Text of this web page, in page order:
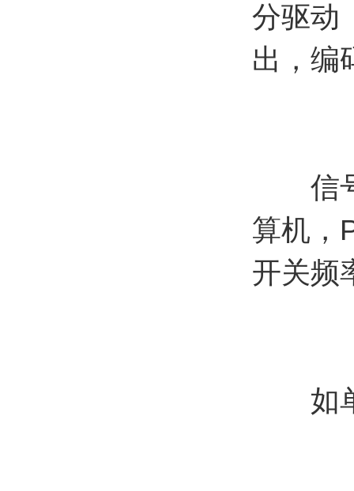
分驱动
出，编
信号
算机，
开关频
如单